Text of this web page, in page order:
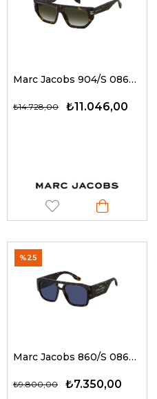
Marc Jacobs 904/S 0869K 54 G Unisex Güneş Gözlükleri
₺11.046,00
₺14.728,00
Marc Jacobs 860/S 086KU 55 G Unisex Güneş Gözlükleri
₺7.350,00
₺9.800,00
%25